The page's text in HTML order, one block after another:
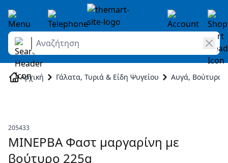
Skip to Content
Αναζήτηση
Αρχική Γάλατα, Τυριά & Είδη Ψυγείου Αυγά, Βούτυρα
205433
ΜΙΝΕΡΒΑ Φαστ μαργαρίνη με
βούτυρο 225g